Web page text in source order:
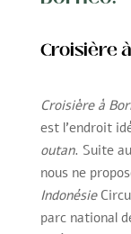
Croisière
Croisière à
est l’endroit
outan. Suite
nous ne
Indonésie
parc national